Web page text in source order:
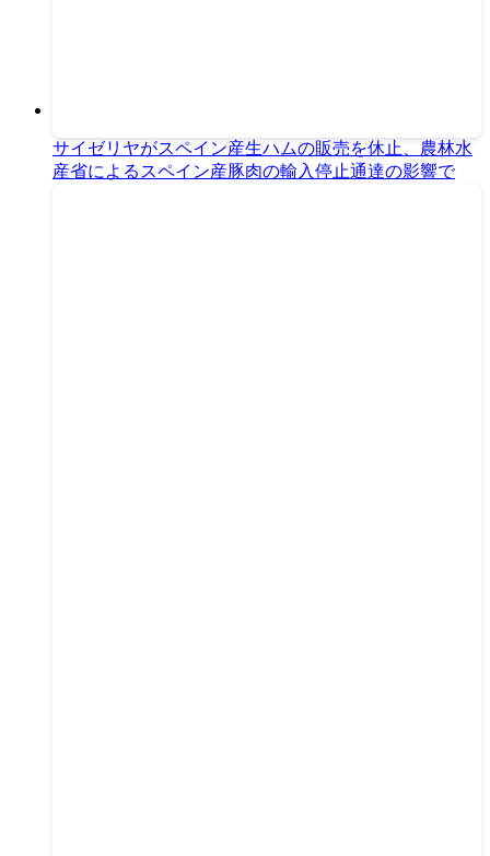
サイゼリヤがスペイン産生ハムの販売を休止、農林水
産省によるスペイン産豚肉の輸入停止通達の影響で